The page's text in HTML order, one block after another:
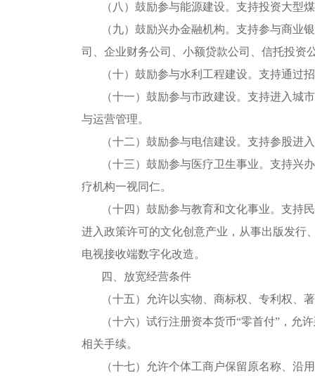
（八）鼓励参与能源建设。支持投资大型
（九）鼓励兴办金融机构。支持参与商业
司、企业财务公司、小额贷款公司、信托投资
（十）鼓励参与水利工程建设。支持通过
（十一）鼓励参与市政建设。支持进入城
与运营管理。
（十二）鼓励参与电信建设。支持参股进
（十三）鼓励参与医疗卫生事业。支持兴
疗机构一视同仁。
（十四）鼓励参与教育和文化事业。支持
进入政策许可的文化创意产业，从事出版发行
电视接收端数字化改造。
四、放宽经营条件
（十五）允许以实物、商标权、专利权、
（十六）试行注册资本货币“零首付”，
相关手续。
（十七）允许个体工商户保留原名称、沿